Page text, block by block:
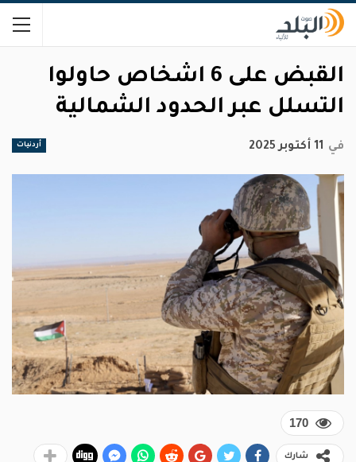
القبض على 6 اشخاص حاولوا
التسلل عبر الحدود الشمالية
أردنيات في 11 أكتوبر 2025
170
شارك